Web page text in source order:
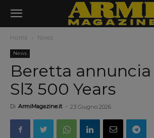
Home News
News
Beretta
Sl3 500 Years
Di ArmiMagazine.it - 23 Giugno 2026